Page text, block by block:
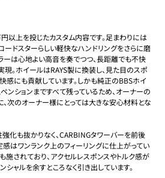
以上を投じたカスタム内容です。足まわりには
ドスターらしい軽快なハンドリングをさらに磨
ーは心地よい高音を奏でつつ、長距離でも不快
。ホイールはRAYS製に換装し、見た目のスポ
感にも貢献しています。しかも純正のBBSホイ
ンションまですべて残っているため、オーナーの
次のオーナー様にとっては大きな安心材料とな
化も抜かりなく、CARBINGタワーバーを前後
はワンランク上のフィーリングに仕上がってい
施されており、アクセルレスポンスやトルク感が
シャルを余すところなく引き出しています。